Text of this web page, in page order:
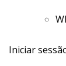
Iniciar